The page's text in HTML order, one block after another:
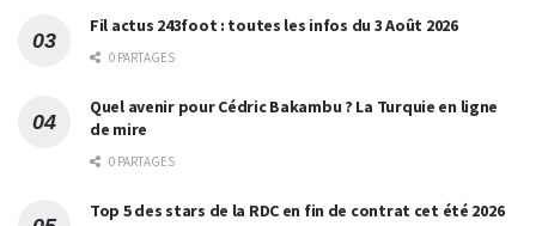
Fil actus 243foot : toutes les infos du 3 Août 2026
0 PARTAGES
Quel avenir pour Cédric Bakambu ? La Turquie en ligne
de mire
0 PARTAGES
Top 5 des stars de la RDC en fin de contrat cet été 2026